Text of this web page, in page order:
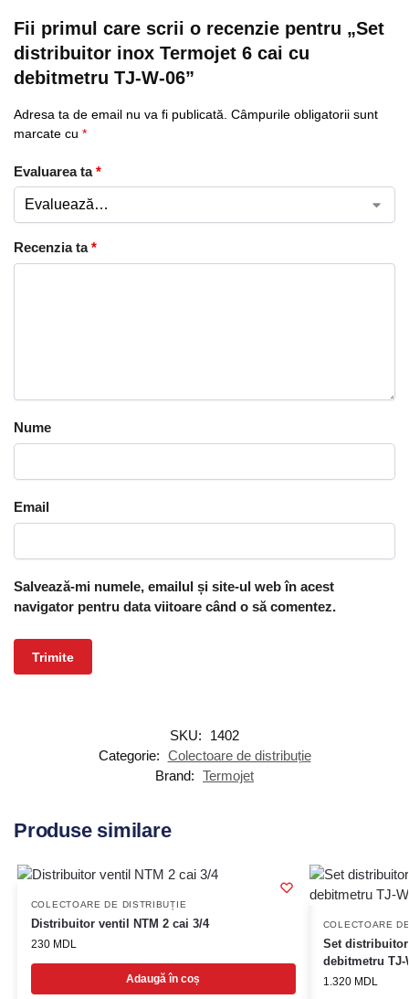
Fii primul care scrii o recenzie pentru „Set
distribuitor inox Termojet 6 cai cu
debitmetru TJ-W-06”
Adresa ta de email nu va fi publicată. Câmpurile obligatorii sunt
marcate cu *
Evaluarea ta*
Recenzia ta*
Nume
Email
Salvează-mi numele, emailul și site-ul web în acest
navigator pentru data viitoare când o să comentez.
SKU:
1402
Categorie: Colectoare de distribuție
Brand: Termojet
Produse similare
COLECTOARE DE DISTRIBUȚIE
Distribuitor ventil NTM 2 cai 3/4
230 MDL
Adaugă în coș
COLECTOARE
Set
debitmetru TJ-
1.320 MDL